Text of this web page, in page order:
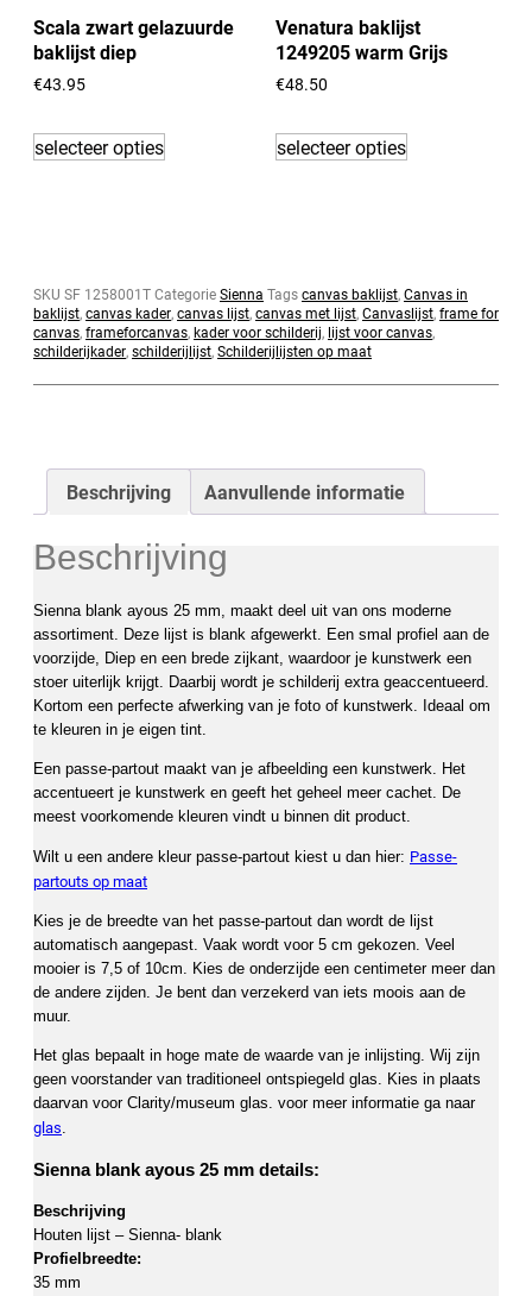
Scala zwart gelazuurde
baklijst diep
€43.95
selecteer opties
Venatura baklijst
1249205 warm Grijs
€48.50
selecteer opties
SKU SF 1258001TCategorieSienna Tagscanvas baklijst,Canvas in
baklijst,canvas kader,canvas lijst,canvas met lijst,Canvaslijst,frame for
canvas,frameforcanvas,kader voor schilderij, lijst voor canvas,
schilderijkader,schilderijlijst,Schilderijlijsten op maat
Beschrijving Aanvullende informatie
Beschrijving
Sienna blank ayous 25 mm, maakt deel uit van ons moderne
assortiment. Deze lijst is blank afgewerkt. Een smal profiel aan de
voorzijde, Diep en een brede zijkant, waardoor je kunstwerk een
stoer uiterlijk krijgt. Daarbij wordt je schilderij extra geaccentueerd.
Kortom een perfecte afwerking van je foto of kunstwerk. Ideaal om
te kleuren in je eigen tint.
Een passe-partout maakt van je afbeelding een kunstwerk. Het
accentueert je kunstwerk en geeft het geheel meer cachet. De
meest voorkomende kleuren vindt u binnen dit product.
Wilt u een andere kleur passe-partout kiest u dan hier: Passe-
partouts op maat
Kies je de breedte van het passe-partout dan wordt de lijst
automatisch aangepast. Vaak wordt voor 5 cm gekozen. Veel
mooier is 7,5 of 10cm. Kies de onderzijde een centimeter meer dan
de andere zijden. Je bent dan verzekerd van iets moois aan de
muur.
Het glas bepaalt in hoge mate de waarde van je inlijsting. Wij zijn
geen voorstander van traditioneel ontspiegeld glas. Kies in plaats
daarvan voor Clarity/museum glas. voor meer informatie ga naar
glas
Sienna blank ayous 25 mm details:
Beschrijving
Houten lijst – Sienna- blank
Profielbreedte:
35 mm